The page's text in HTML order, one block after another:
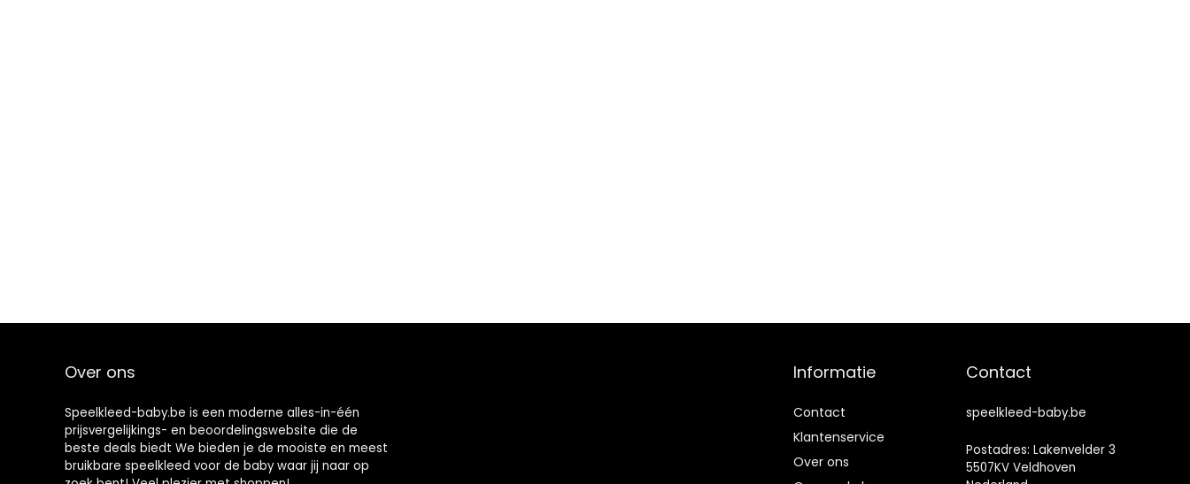
Over ons
Speelkleed-baby.be is een moderne alles-in-één
prijsvergelijkings- en beoordelingswebsite die de
beste deals biedt We bieden je de mooiste en meest
bruikbare speelkleed voor de baby waar jij naar op
Informatie
Contact
Klantenservice
Over ons
Contact
speelkleed-baby.be
Postadres: Lakenvelder 3
5507KV Veldhoven